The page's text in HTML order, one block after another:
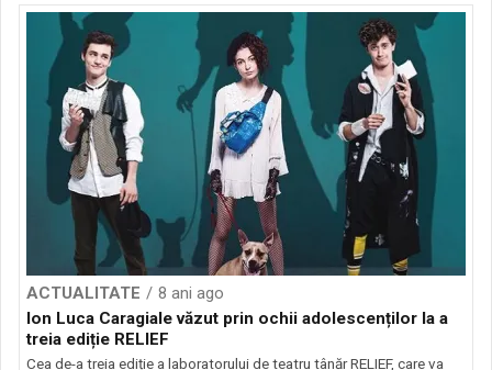
ACTUALITATE
8 ani ago
Ion Luca Caragiale văzut prin ochii adolescenților la a
treia ediție RELIEF
Cea de-a treia ediție a laboratorului de teatru tânăr RELIEF, care va